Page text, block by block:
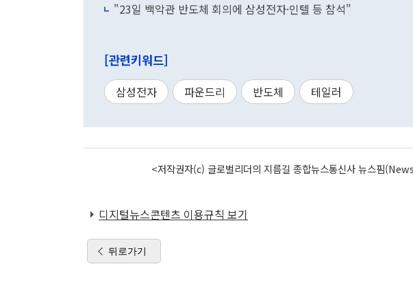
"23일 백악관 반도체 회의에 삼성전자·인텔 등 참석"
[관련키워드]
삼성전자 파운드리 반도체 테일러
<저작권자(c) 글로벌리더의 지름길 종합뉴스통신사 뉴스핌
디지털뉴스콘텐츠 이용규칙 보기
뒤로가기